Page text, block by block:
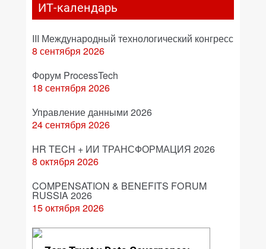
ИТ-календарь
III Международный технологический конгресс
8 сентября 2026
Форум ProcessTech
18 сентября 2026
Управление данными 2026
24 сентября 2026
HR TECH + ИИ ТРАНСФОРМАЦИЯ 2026
8 октября 2026
COMPENSATION & BENEFITS FORUM
RUSSIA 2026
15 октября 2026